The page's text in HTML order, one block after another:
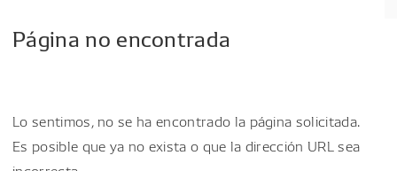
Página no encontrada
Lo sentimos, no se ha encontrado la página solicitada.
Es posible que ya no exista o que la dirección URL sea